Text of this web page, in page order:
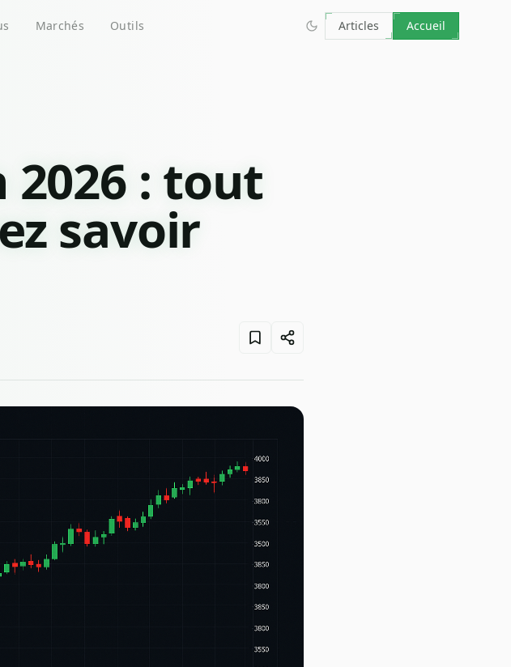
Marchés Outils Articles Accueil
: tout
savoir